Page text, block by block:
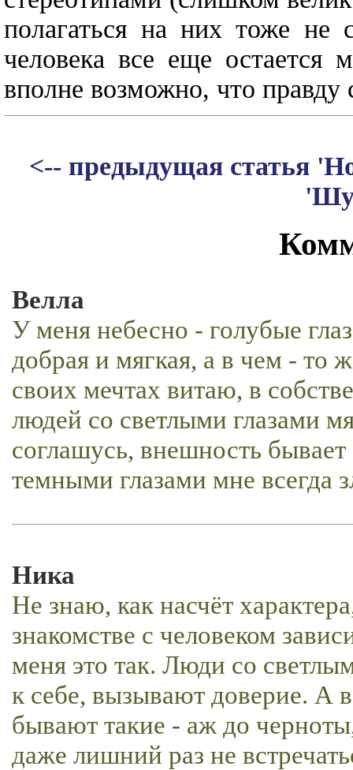
полагаться на них тоже не
человека все еще остается
вполне возможно, что правду
<-- предыдущая статья
Велла
У меня небесно - голубые
добрая и мягкая, а в чем - то
своих мечтах витаю, в
людей со светлыми глазами
соглашусь, внешность
темными глазами мне всегда
Ника
Не знаю, как насчёт
знакомстве с человеком
меня это так. Люди со
к себе, вызывают доверие. А
бывают такие - аж до
даже лишний раз не